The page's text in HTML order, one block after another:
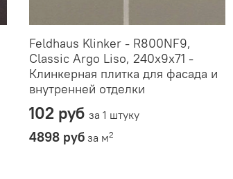
Feldhaus Klinker - R800NF9,
Classic Argo Liso, 240x9x71 -
Клинкерная плитка для фасада и
внутренней отделки
102 рубза 1 штуку
4898 руб за м2